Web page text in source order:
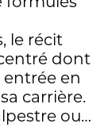
le récit
dont
en
carrière.
ou…